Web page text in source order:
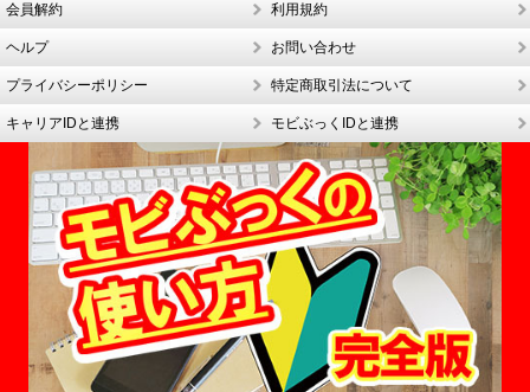
会員解約 利用規約
ヘルプ お問い合わせ
プライバシーポリシー 特定商取引法について
キャリアIDと連携 モビぶっくIDと連携